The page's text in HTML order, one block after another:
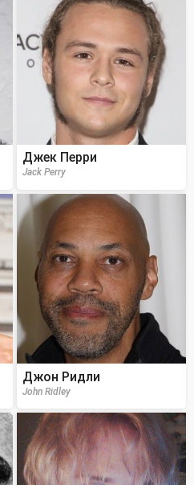
Джек Перри
Jack Perry
Джон Ридли
John Ridley